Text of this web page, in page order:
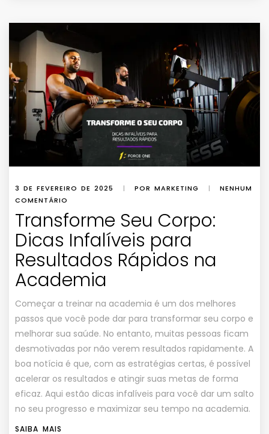
3 DE FEVEREIRO DE 2025 | POR MARKETING |
NENHUM
COMENTÁRIO
Transforme Seu Corpo:
Dicas Infalíveis para
Resultados Rápidos na
Academia
Começar a treinar na academia é um dos melhores
passos que você pode dar para transformar seu corpo e
melhorar sua saúde. No entanto, muitas pessoas ficam
desmotivadas por não verem resultados rapidamente. A
boa notícia é que, com as estratégias certas, é possível
acelerar os resultados e atingir suas metas de forma
eficaz. Aqui estão dicas infalíveis para você dar um salto
no seu progresso e maximizar seu tempo na academia.
SAIBA MAIS